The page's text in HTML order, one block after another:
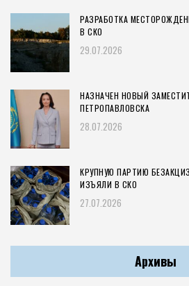
РАЗРАБОТКА
В СКО
29.07.2026
НАЗНАЧЕН НОВЫЙ
ПЕТРОПАВЛОВСКА
28.07.2026
КРУПНУЮ ПАРТИЮ
ИЗЪЯЛИ В СКО
27.07.2026
Архивы